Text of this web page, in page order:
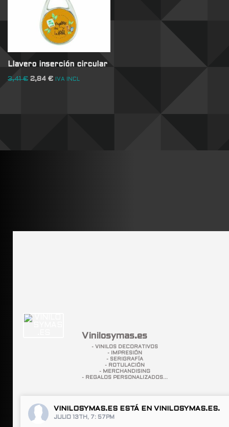
Llavero inserción circular
3,41€ 2,84 € IVA INCL
Vinilosymas.es
- VINILOS DECORATIVOS
- IMPRESIÓN
- SERIGRAFÍA
- ROTULACIÓN
- MERCHANDISING
- REGALOS PERSONALIZADOS...
VINILOSYMAS.ES ESTÁ EN VINILOSYMAS.ES.
JULIO 13TH, 7: 57PM